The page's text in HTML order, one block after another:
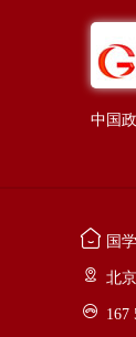
中国
国
北
167